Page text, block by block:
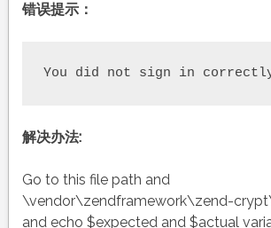
错误提示：
You did not sign in
解决办法:
Go to this file path and
\vendor\zendframework\zend-
and echo $expected and $actual